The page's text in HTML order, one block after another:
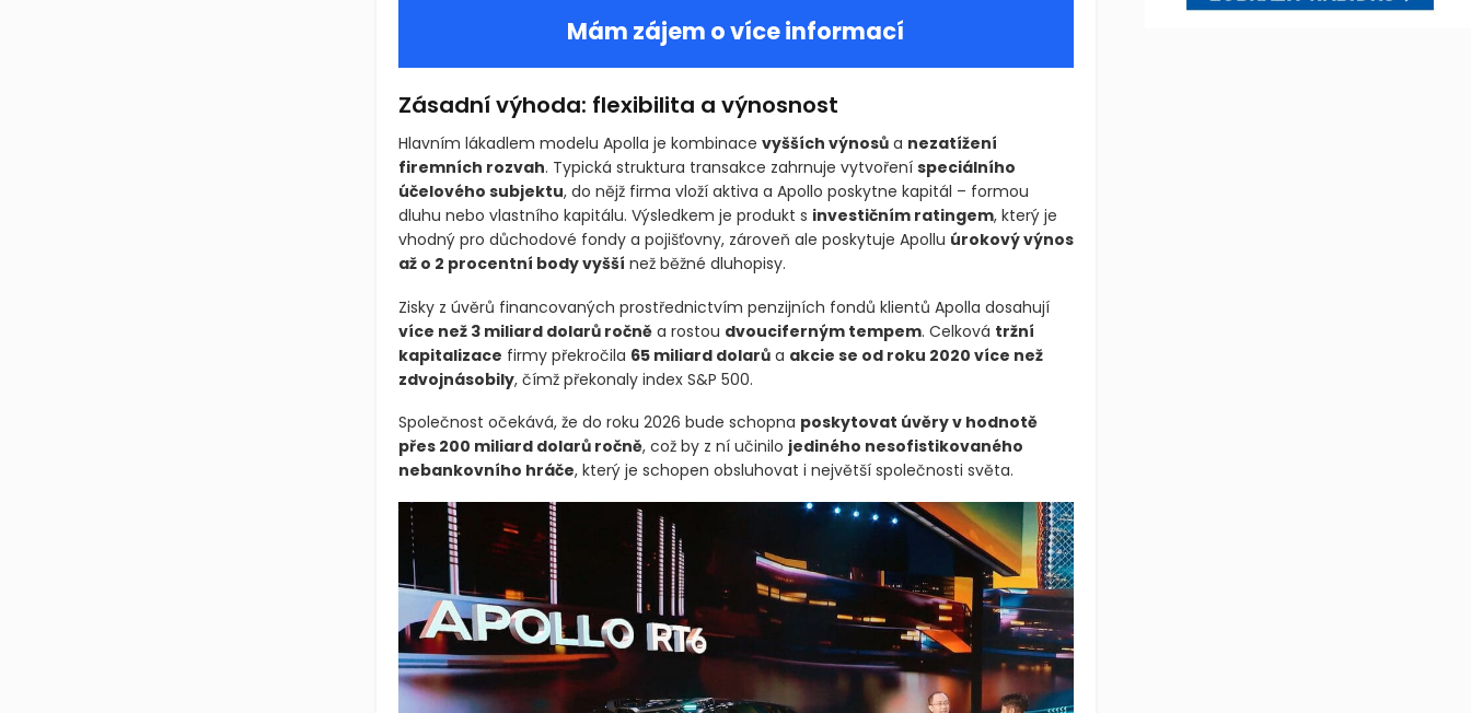
Mám zájem o více informací
Zásadní výhoda: flexibilita a výnosnost
Hlavním lákadlem modelu Apolla je kombinace vyšších výnosůa nezatížení
firemních rozvah. Typická struktura transakce zahrnuje vytvoření speciálního
účelového subjektu, do nějž firma vloží aktiva a Apollo poskytne kapitál – formou
dluhu nebo vlastního kapitálu. Výsledkem je produkt s investičním ratingem, který je
vhodný pro důchodové fondy a pojišťovny, zároveň ale poskytuje Apollu úrokový výnos
až o 2 procentní body vyšší než běžné dluhopisy.
Zisky z úvěrů financovaných prostřednictvím penzijních fondů klientů Apolla dosahují
více než 3 miliard dolarů ročněa rostou dvouciferným tempem. Celková tržní
kapitalizace firmy překročila 65 miliard dolarůa akcie se od roku 2020 více než
zdvojnásobily, čímž překonaly index S&P 500.
Společnost očekává, že do roku 2026 bude schopna poskytovat úvěry v hodnotě
přes 200 miliard dolarů ročně, což by z ní učinilo jediného nesofistikovaného
nebankovního hráče, který je schopen obsluhovat i největší společnosti světa.